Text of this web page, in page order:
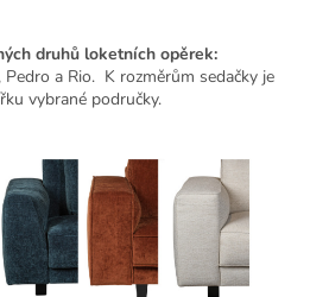
druhů loketních opěrek:
a Rio. K rozměrům sedačky je
vybrané područky.